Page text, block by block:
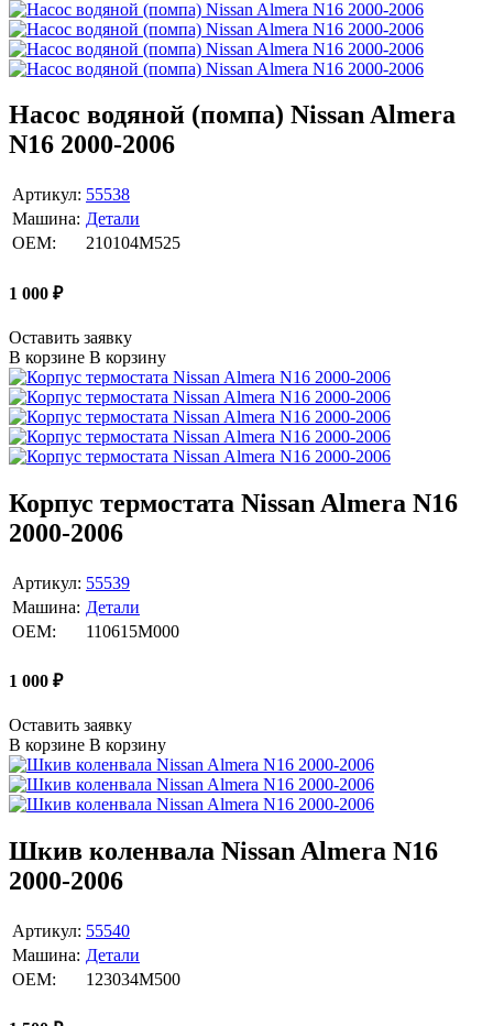
Насос водяной (помпа) Nissan Almera
N16 2000-2006
Артикул: 55538
Машина: Детали
OEM:
210104M525
1 000 ₽
Оставить заявку
В корзине В корзину
Корпус термостата Nissan Almera N16
2000-2006
Артикул: 55539
Машина: Детали
OEM:
110615M000
1 000 ₽
Оставить заявку
В корзине В корзину
Шкив коленвала Nissan Almera N16
2000-2006
Артикул: 55540
Машина: Детали
OEM:
123034M500